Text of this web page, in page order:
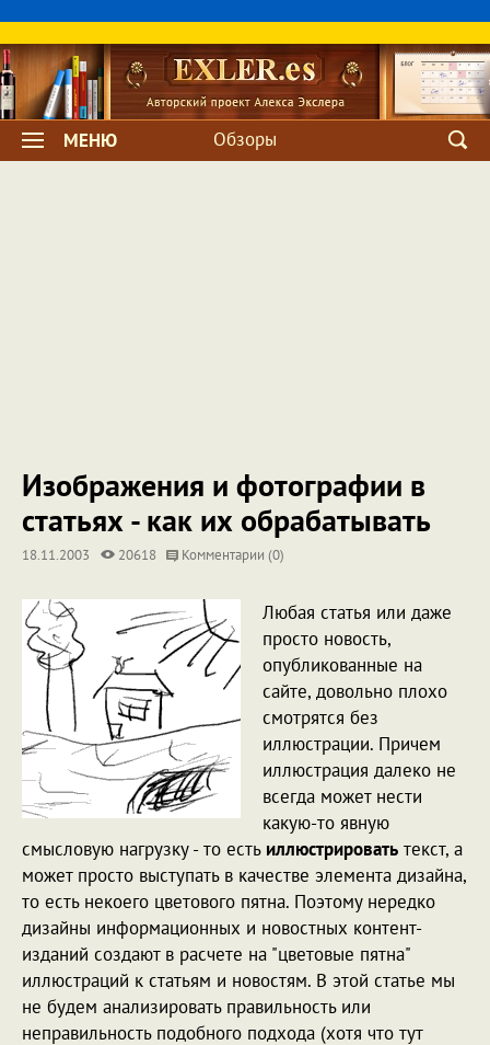
МЕНЮ Обзоры
Изображения и фотографии в
статьях - как их обрабатывать
18.11.2003 20618 Комментарии (0)
Любая статья или даже
просто новость,
опубликованные на
сайте, довольно плохо
смотрятся без
иллюстрации. Причем
иллюстрация далеко не
всегда может нести
какую-то явную
смысловую нагрузку - то есть иллюстрировать текст, а
может просто выступать в качестве элемента дизайна,
то есть некоего цветового пятна. Поэтому нередко
дизайны информационных и новостных контент-
изданий создают в расчете на "цветовые пятна"
иллюстраций к статьям и новостям. В этой статье мы
не будем анализировать правильность или
неправильность подобного подхода (хотя что тут